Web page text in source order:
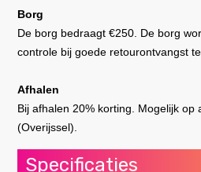
Borg
De borg bedraagt €250. De borg
controle bij goede retourontvangst
Afhalen
Bij afhalen 20% korting. Mogelijk op
(Overijssel).
Specificaties